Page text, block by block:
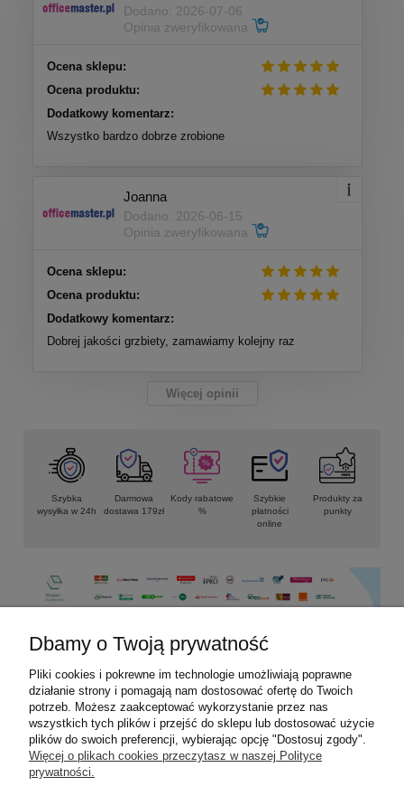
Dodano: 2026-07-06
Opinia zweryfikowana
Ocena sklepu:
Ocena produktu:
Dodatkowy komentarz:
Wszystko bardzo dobrze zrobione
Joanna
Dodano: 2026-06-15
Opinia zweryfikowana
Ocena sklepu:
Ocena produktu:
Dodatkowy komentarz:
Dobrej jakości grzbiety, zamawiamy kolejny raz
Więcej opinii
Szybka
wysyłka w 24h
Darmowa
dostawa 179zł
Kody rabatowe
%
Szybkie
płatności
online
Produkty za
punkty
Informacje
Płatności i dostawa
Moje konto
Dbamy o Twoją prywatność
Pliki cookies i pokrewne im technologie umożliwiają poprawne
działanie strony i pomagają nam dostosować ofertę do Twoich
potrzeb. Możesz zaakceptować wykorzystanie przez nas
wszystkich tych plików i przejść do sklepu lub dostosować użycie
plików do swoich preferencji, wybierając opcję "Dostosuj zgody".
Więcej o plikach cookies przeczytasz w naszej Polityce
prywatności.